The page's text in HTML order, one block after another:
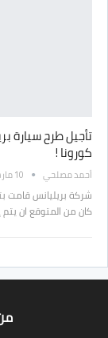
كورونا !
أحمد مصلحي 10 مارس 2020
كان من المتوقع ان